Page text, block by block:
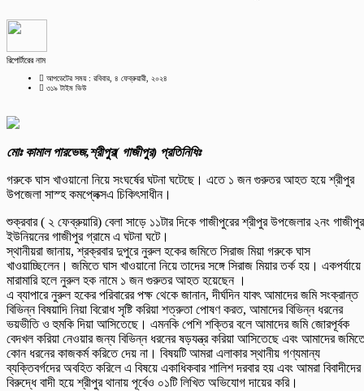
রিপোর্টারের নাম
আপডেটের সময় : রবিবার, ৪ ফেব্রুয়ারী, ২০২৪
৩১৯ টাইম ভিউ
মোঃ কামাল পারভেজ,শ্রীপুর( গাজীপুর) প্রতিনিধিঃ
গরুকে ঘাস খাওয়ানো নিয়ে সংঘর্ষের ঘটনা ঘটেছে। এতে ১ জন গুরুতর আহত হয়ে শ্রীপুর
উপজেলা সাস্হ কমপ্লেক্সএ চিকিৎসাধীন।
শুক্রবার ( ২ ফেব্রুয়ারি) বেলা সাড়ে ১১টার দিকে গাজীপুরের শ্রীপুর উপজেলার ২নং গাজীপুর
ইউনিয়নের গাজীপুর গ্রামে এ ঘটনা ঘটে।
স্থানীয়রা জানায়, শ্রক্রবার দুপুরে নুরুল হকের জমিতে সিরাজ মিয়া গরুকে ঘাস
খাওয়াচ্ছিলেন। জমিতে ঘাস খাওয়ানো নিয়ে তাদের সঙ্গে সিরাজ মিয়ার তর্ক হয়। একপর্যায়ে
মারামারি হলে নুরুল হক নামে ১ জন গুরুতর আহত হয়েছেন ।
এ ব্যাপারে নুরুল হকের পরিবারের পক্ষ থেকে জানান, দীর্ঘদিন যাবৎ আমাদের জমি সংক্রান্ত
বিভিন্ন বিষয়াদি নিয়া বিরোধ সৃষ্টি করিয়া শত্রুতা পোষণ করত, আমাদের বিভিন্ন ধরনের
ভয়ভীতি ও হুমকি দিয়া আসিতেছে। এমনকি পেশি শক্তির বলে আমাদের জমি জোরপূর্বক
বেদখল করিয়া নেওয়ার জন্য বিভিন্ন ধরনের ষড়যন্ত্র করিয়া আসিতেছে এবং আমাদের
কোন ধরনের কাজকর্ম করিতে দেয় না। বিষয়টি আমরা এলাকার স্থানীয় গণ্যমান্য
ব্যক্তিবর্গদের অবহিত করিলে এ বিষয়ে একাধিকবার শালিশ দরবার হয় এবং আমরা বিবাদীদের
বিরুদ্ধে বাদী হয়ে শ্রীপুর থানায় পূর্বেও ০১টি লিখিত অভিযোগ দায়ের করি।